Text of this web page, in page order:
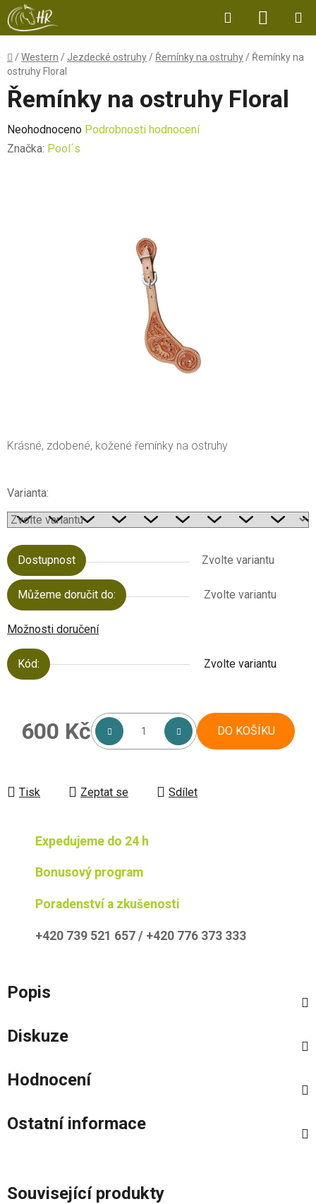
Přejít
na
obsah
Hledat
KOŠÍK
Domů
/Western / Jezdecké ostruhy / Řemínky na ostruhy / Řemínky na
ostruhy Floral
Krásné, zdobené, kožené řemínky na ostruhy
Varianta:
Dostupnost Zvolte variantu
Můžeme doručit do: Zvolte variantu
Možnosti doručení
Kód: Zvolte variantu
600 Kč DO KOŠÍKU
Tisk Zeptat se Sdílet
Řemínky na ostruhy Floral
Průměrné
hodnocení
Neohodnoceno Podrobnosti hodnocení
Značka: Pool´s
Expedujeme do 24 h
Bonusový program
Poradenství a zkušenosti
+420 739 521 657 / +420 776 373 333
Popis
Diskuze
Hodnocení
Ostatní informace
Související produkty